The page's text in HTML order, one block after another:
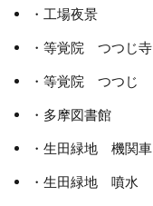
・工場夜景
・等覚院 つつじ寺
・等覚院 つつじ
・多摩図書館
・生田緑地 機関車
・生田緑地 噴水